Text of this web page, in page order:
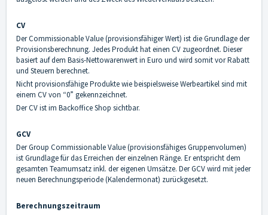
CV
Der Commissionable Value (provisionsfähiger Wert) ist die Grundlage der
Provisionsberechnung. Jedes Produkt hat einen CV zugeordnet. Dieser
basiert auf dem Basis-Nettowarenwert in Euro und wird somit vor Rabatt
und Steuern berechnet.
Nicht provisionsfähige Produkte wie beispielsweise Werbeartikel sind mit
einem CV von “0” gekennzeichnet.
Der CV ist im Backoffice Shop sichtbar.
GCV
Der Group Commissionable Value (provisionsfähiges Gruppenvolumen)
ist Grundlage für das Erreichen der einzelnen Ränge. Er entspricht dem
gesamten Teamumsatz inkl. der eigenen Umsätze. Der GCV wird mit jeder
neuen Berechnungsperiode (Kalendermonat) zurückgesetzt.
Berechnungszeitraum